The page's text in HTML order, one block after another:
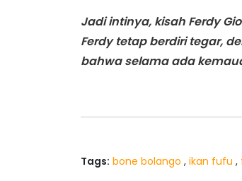
Jadi intinya, kisah Ferdy
Ferdy tetap berdiri tegar,
bahwa selama ada
Tags: bone bolango , ikan fufu ,